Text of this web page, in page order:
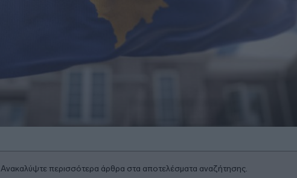
Ανακαλύψτε περισσότερα άρθρα στα αποτελέσματα αναζήτησης.